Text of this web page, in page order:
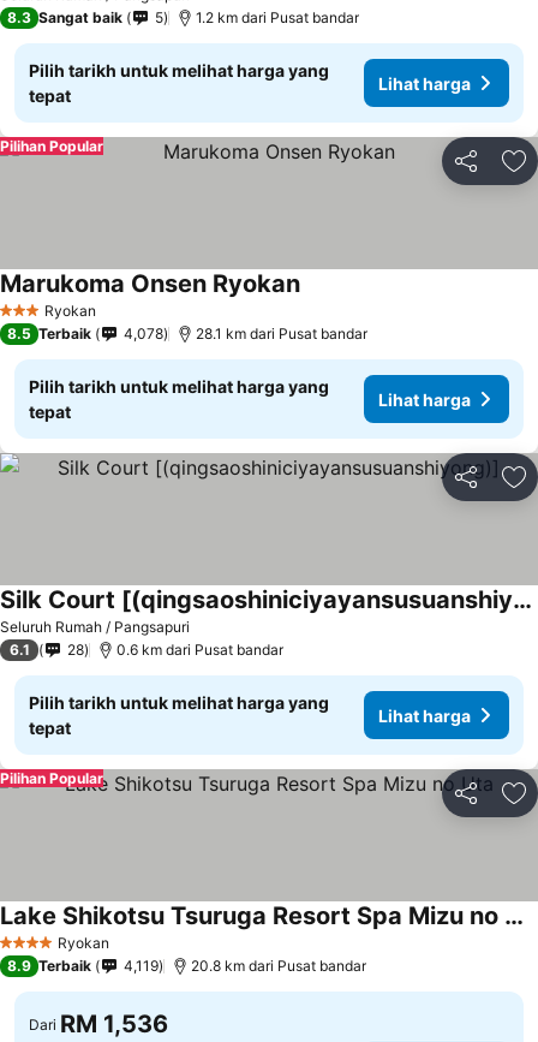
8.3 Sangat baik 5 1.2 km dari Pusat bandar
Pilih tarikh untuk melihat harga yang
tepat
Lihat harga
Kongsi
Pilihan Popular
3 BintangRyokan
Marukoma Onsen RyokanLihat harga
8.5 Terbaik 4,078 28.1 km dari Pusat bandar
Pilih tarikh untuk melihat harga yang
tepat
Lihat harga
Kongsi
Seluruh Rumah / Pangsapuri
Silk Court [(qingsaoshiniciyayansusuanshiyong)]
Lihat harga
6.1 28 0.6 km dari Pusat bandar
Pilih tarikh untuk melihat harga yang
tepat
Lihat harga
Kongsi
Pilihan Popular
4 BintangRyokan
Lake Shikotsu Tsuruga Resort Spa Mizu no Uta
Lihat harga
8.9 Terbaik 4,119 20.8 km dari Pusat bandar
Dari RM 1,536